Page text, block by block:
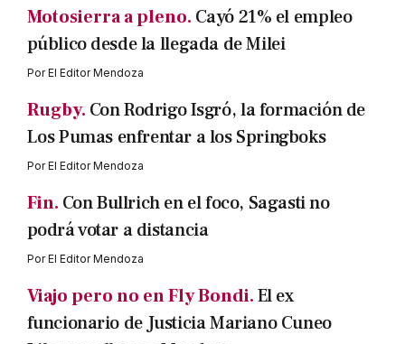
Motosierra a pleno. Cayó 21% el empleo
público desde la llegada de Milei
PorEl Editor Mendoza
Rugby. Con Rodrigo Isgró, la formación de
Los Pumas enfrentar a los Springboks
PorEl Editor Mendoza
Fin. Con Bullrich en el foco, Sagasti no
podrá votar a distancia
PorEl Editor Mendoza
Viajo pero no en Fly Bondi.El ex
funcionario de Justicia Mariano Cuneo